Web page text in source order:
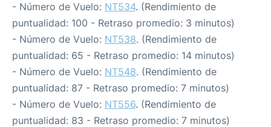
- Número de Vuelo: NT534. (Rendimiento de
puntualidad: 100 - Retraso promedio: 3 minutos)
- Número de Vuelo: NT538. (Rendimiento de
puntualidad: 65 - Retraso promedio: 14 minutos)
- Número de Vuelo: NT548. (Rendimiento de
puntualidad: 87 - Retraso promedio: 7 minutos)
- Número de Vuelo: NT556. (Rendimiento de
puntualidad: 83 - Retraso promedio: 7 minutos)